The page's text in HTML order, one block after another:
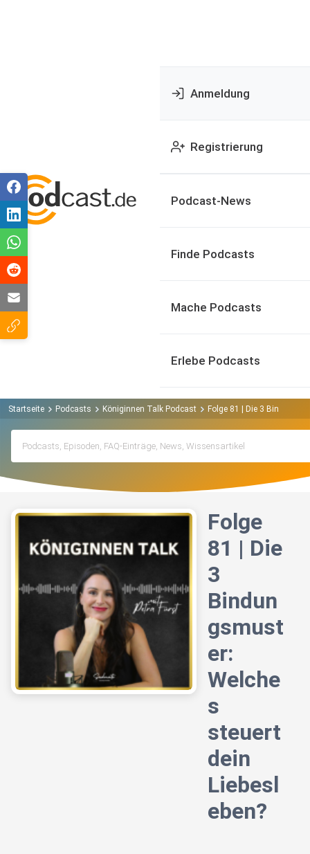
Anmeldung
Registrierung
Podcast-News
Finde Podcasts
Mache Podcasts
Erlebe Podcasts
Startseite Podcasts Königinnen Talk Podcast Folge 81 | Die 3
Folge
81 | Die
3
Bindun
gsmust
er:
Welche
s
steuert
dein
Liebesl
eben?